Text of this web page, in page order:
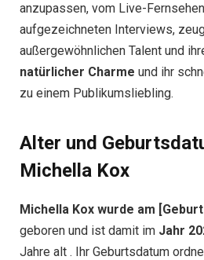
anzupassen, vom Live-
aufgezeichneten Interviews,
außergewöhnlichen Talent und
natürlicher Charme und ihr
zu einem Publikumsliebling.
Alter und
Michella Kox
Michella Kox wurde am
geboren und ist damit im Jahr
Jahre alt . Ihr Geburtsdatum